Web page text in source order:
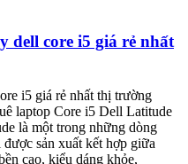
dell core i5 giá rẻ nhất
i5 giá rẻ nhất thị trường
laptop Core i5 Dell Latitude
là một trong những dòng
sản xuất kết hợp giữa
cao, kiểu dáng khỏe,